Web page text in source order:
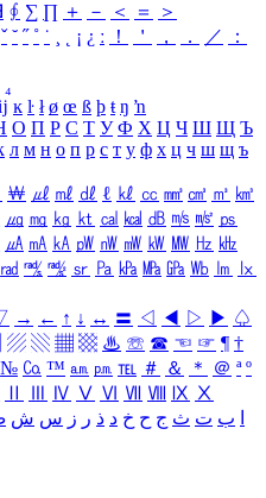
∮ ∑ ∏ ＋ － ＜ ＝
＞
ˇ ˘ ˝ ˚ ˙ ¸ ¡ ¿ ː ！ ＇ ， ． ／
：
₄
ĸ ŀ ł ø œ ß þ ŧ ŋ ŉ
О П Р С Т У Ф Х Ц Ч Ш Щ Ъ
л м н о п р с т у ф х ц ч ш щ ъ
￦ ㎕ ㎖ ㎗ ℓ ㎘ ㏄ ㎣ ㎤ ㎥ ㎦
㎍ ㎎ ㎏ ㏏ ㎈ ㎉ ㏈ ㎧ ㎨ ㎰
㎂ ㎃ ㎄ ㎺ ㎻ ㎽ ㎾ ㎿ ㎐ ㎑
㎭ ㎮ ㎯ ㏛ ㎩ ㎪ ㎫ ㎬ ㏝ ㏐
㏓
→ ← ↑ ↓ ↔ 〓 ◁ ◀ ▷ ▶ ♤
▨ ▧ ▦ ▩ ♨ ☏ ☎ ☜ ☞ ¶ †
№ ㏇ ™ ㏂ ㏘ ℡ ＃ ＆ ＊ ＠ ª º
Ⅳ Ⅴ Ⅵ Ⅶ Ⅷ Ⅸ Ⅹ
ب ت ث ج ح خ د ذ ر ز س ش